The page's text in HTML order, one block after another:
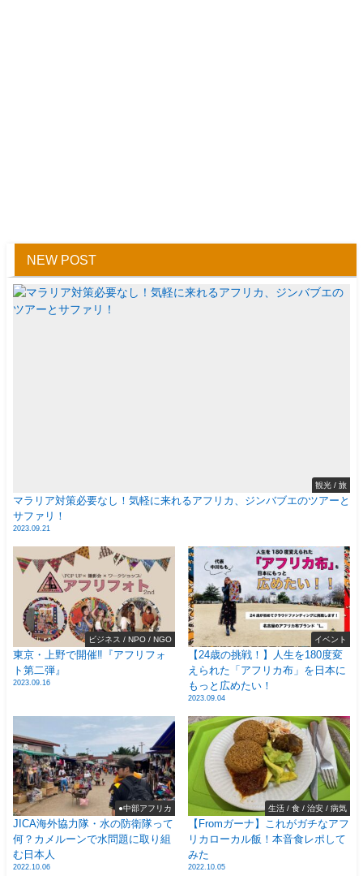
NEW POST
観光 / 旅
マラリア対策必要なし！気軽に来れるアフリカ、ジンバブエのツアーと
サファリ！
2023.09.21
ビジネス / NPO / NGO
東京・上野で開催‼️『アフリフォ
ト第二弾』
2023.09.16
イベント
【24歳の挑戦！】人生を180度変
えられた「アフリカ布」を日本に
もっと広めたい！
2023.09.04
●中部アフリカ
JICA海外協力隊・水の防衛隊って
何？カメルーンで水問題に取り組
む日本人
2022.10.06
生活 / 食 / 治安 / 病気
【Fromガーナ】これがガチなアフ
リカローカル飯！本音食レポして
みた
2022.10.05